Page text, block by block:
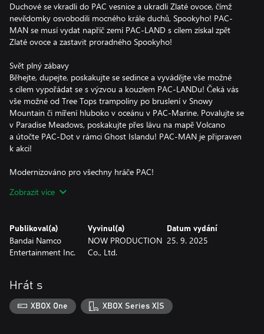
Duchové se vkradli do PAC vesnice a ukradli Zlaté ovoce, čímž
nevědomky osvobodili mocného krále duchů, Spookyho! PAC-
MAN se musí vydat napříč zemí PAC-LAND s cílem získal zpět
Zlaté ovoce a zastavit proradného Spookyho!
Svět plný zábavy
Běhejte, dupejte, poskakujte se sedince a vyvádějte vše možné
s cílem vypořádat se s výzvou a kouzlem PAC-LANDu! Čeká vás
vše možné od Tree Tops trampolíny po bruslení v Snowy
Mountain či míření hluboko v oceánu v PAC-Marine. Povalujte se
v Paradise Meadows, poskakujte přes lávu na mapě Volcano
a útočte PAC-Dot v rámci Ghost Islandu! PAC-MAN je připraven
k akci!
Modernizováno pro všechny hráče PAC!
usnadněním hry a hlasovým ovládáním se jedná o nový hit
s bossy, postavy, sběratelské předměty, přizpůsobení a dokonce
i režim pro 2 hráče!
PAC!
Zobrazit více
Publikoval(a)
Bandai Namco
Entertainment Inc.
Vyvinul(a)
NOW PRODUCTION
Co., Ltd.
Datum vydání
25. 9. 2025
Hrát s
XBOX One XBOX Series X|S